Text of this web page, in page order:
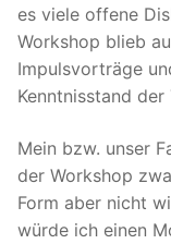
es viele offene
Workshop blieb
Impulsvorträge
Kenntnisstand
Mein bzw. unser
der Workshop
Form aber nicht
würde ich einen